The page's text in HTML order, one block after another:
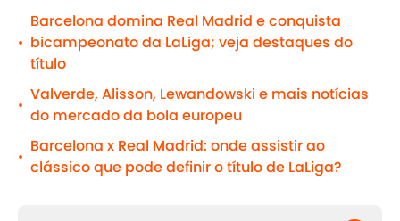
•
Barcelona domina Real Madrid e conquista
bicampeonato da LaLiga; veja destaques do
título
•
Valverde, Alisson, Lewandowski e mais notícias
do mercado da bola europeu
•
Barcelona x Real Madrid: onde assistir ao
clássico que pode definir o título de LaLiga?